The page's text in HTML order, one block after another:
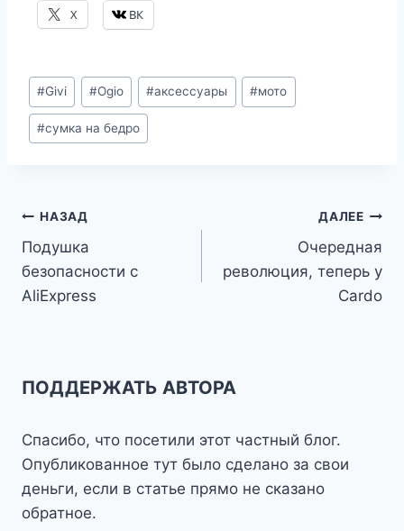
X ВК
Метки
записи:
#Givi #Ogio #аксессуары #мото
#сумка на бедро
Навигация
по
записям
НАЗАД
Подушка
безопасности с
AliExpress
ДАЛЕЕ
Очередная
революция, теперь у
Cardo
ПОДДЕРЖАТЬ АВТОРА
Спасибо, что посетили этот частный блог.
Опубликованное тут было сделано за свои
деньги, если в статье прямо не сказано
обратное.